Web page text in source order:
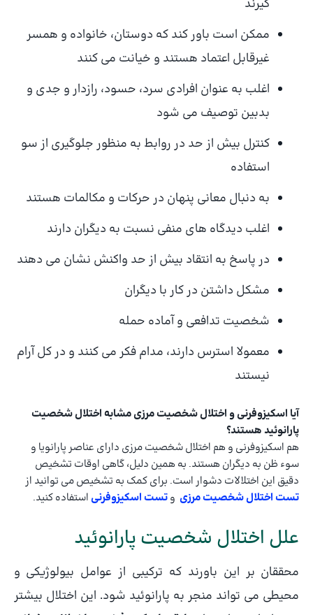
گیرند
ممکن است باور کند که دوستان، خانواده و همسر
غیرقابل اعتماد هستند و خیانت می کنند
اغلب به عنوان افرادی سرد، حسود، رازدار و جدی و
بدبین توصیف می شود
کنترل بیش از حد در روابط به منظور جلوگیری از سو
استفاده
به دنبال معانی پنهان در حرکات و مکالمات هستند
اغلب دیدگاه های منفی نسبت به دیگران دارند
در پاسخ به انتقاد بیش از حد واکنش نشان می دهند
مشکل داشتن در کار با دیگران
شخصیت تدافعی و آماده حمله
معمولا استرس دارند، مدام فکر می کنند و در کل آرام
نیستند
آیا اسکیزوفرنی و اختلال شخصیت مرزی مشابه اختلال شخصیت
پارانوئید هستند؟
هم اسکیزوفرنی و هم اختلال شخصیت مرزی دارای عناصر پارانویا و
سوء ظن به دیگران هستند. به همین دلیل، گاهی اوقات تشخیص
دقیق این اختلالات دشوار است. برای کمک به تشخیص می توانید از
تست اختلال شخصیت مرزی وتست اسکیزوفرنی استفاده کنید.
علل اختلال شخصیت پارانوئید
محققان بر این باورند که ترکیبی از عوامل بیولوژیکی و
محیطی می تواند منجر به پارانوئید شود. این اختلال بیشتر